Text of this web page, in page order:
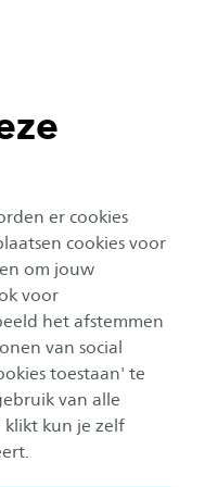
er cookies
cookies voor
om jouw
voor
het afstemmen
van social
toestaan' te
van alle
klikt kun je zelf
op Formula
Ring
Zo start je